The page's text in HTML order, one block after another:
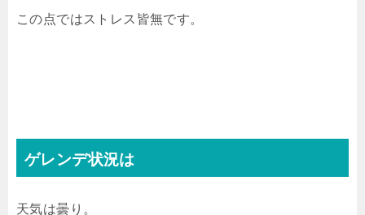
この点ではストレス皆無です。
ゲレンデ状況は
天気は曇り。